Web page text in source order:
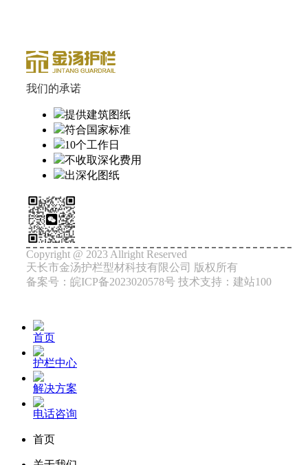
我们的承诺
提供建筑图纸
符合国家标准
10个工作日
不收取深化费用
出深化图纸
Copyright @ 2023 Allright Reserved
天长市金汤护栏型材科技有限公司 版权所有
备案号：皖ICP备2023020578号 技术支持：建站100
首页
护栏中心
解决方案
电话咨询
首页